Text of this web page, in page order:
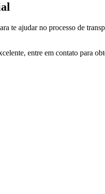
te ajudar no processo de
entre em contato para